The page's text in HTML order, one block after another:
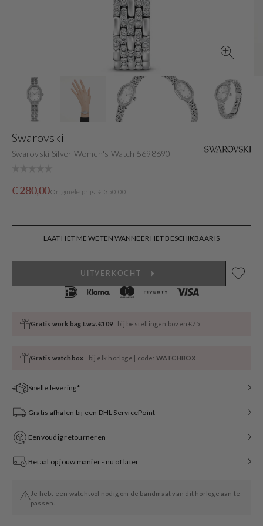
view
Swarovski
Swarovski Silver Women's Watch 5698690
Sale
€ 280,00
OrigineleOriginele prijs: € 350,00
LAAT HET ME WETEN WANNEER HET BESCHIKBAAR IS
UITVERKOCHT
Gratis work bag t.w.v. €109 bij bestellingen boven €75
Gratis watchbox bij elk horloge | code: WATCHBOX
Snelle levering*
Gratis afhalen bij een DHL ServicePoint
Eenvoudig retourneren
Betaal op jouw manier - nu of later
Je hebt een watchtool nodig om de bandmaat van dit horloge aan te
passen.